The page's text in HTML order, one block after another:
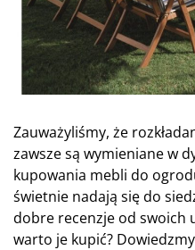
Zauważyliśmy, że
zawsze są wymieniane w
kupowania mebli do
świetnie nadają się do
dobre recenzje od swoich
warto je kupić?